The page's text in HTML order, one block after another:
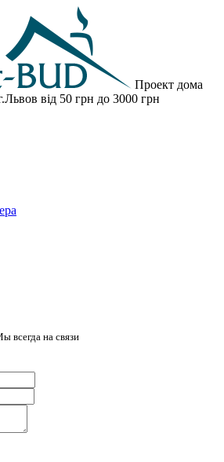
Проект дома
від 50 грн до 3000 грн
всегда на связи